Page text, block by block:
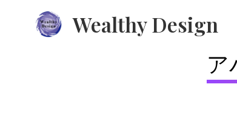
Wealthy Design
ア